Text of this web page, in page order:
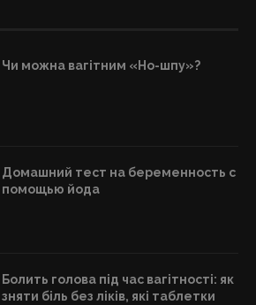
Чи можна вагітним «Но-шпу»?
Домашний тест на беременность с
помощью йода
Болить голова під час вагітності: як
зняти біль без ліків, які таблетки